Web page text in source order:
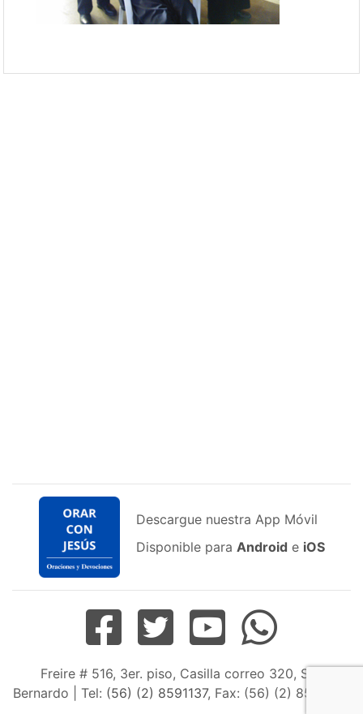
Descargue nuestra App Móvil
Disponible para Android e iOS
Freire # 516, 3er. piso, Casilla correo 320, San
Bernardo | Tel: (56) (2) 8591137, Fax: (56) (2) 8598163